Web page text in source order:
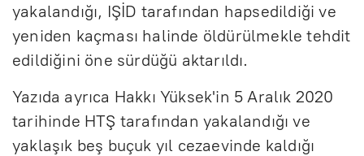
yakalandığı, IŞİD tarafından hapsedildiği ve
yeniden kaçması halinde öldürülmekle tehdit
edildiğini öne sürdüğü aktarıldı.
Yazıda ayrıca Hakkı Yüksek'in 5 Aralık 2020
tarihinde HTŞ tarafından yakalandığı ve
yaklaşık beş buçuk yıl cezaevinde kaldığı